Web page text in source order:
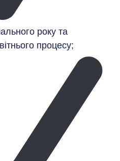
року та
процесу;